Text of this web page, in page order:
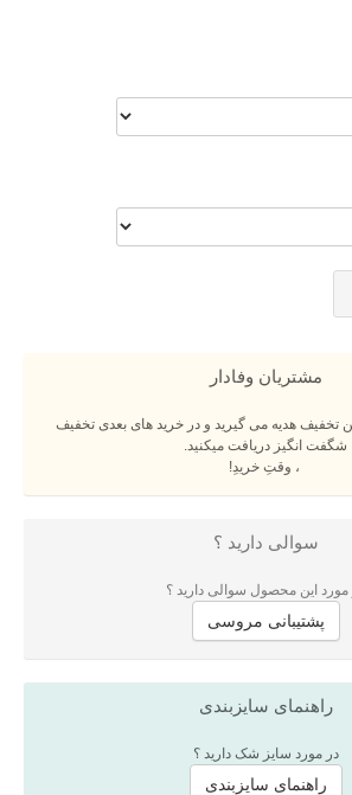
مشتریان وفادار
تخفیف هدیه می گیرید و در خرید های بعدی تخفیف
شگفت انگیز دریافت میکنید.
، وقتِ خریدِ!
سوالی دارید ؟
مورد این محصول سوالی دارید ؟
پشتیبانی مروسی
راهنمای سایزبندی
در مورد سایز شک دارید ؟
راهنمای سایزبندی